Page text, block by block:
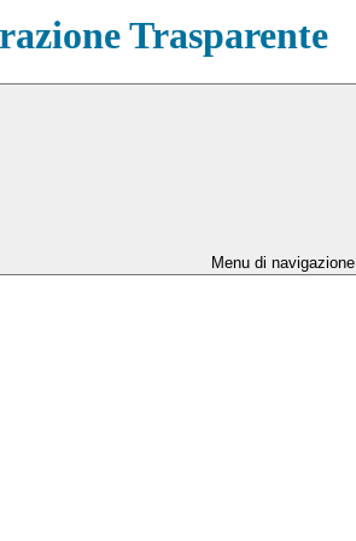
Trasparente
Menu di navigazione